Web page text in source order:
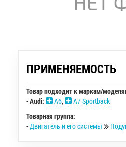
ПРИМЕНЯЕМОСТЬ
Товар подходит к маркам/
-Audi: A6,
A7 Sportback
Товарная группа:
-Двигатель и его системы